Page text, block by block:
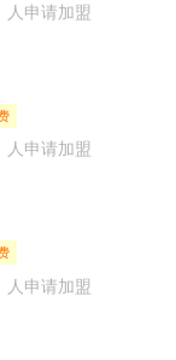
人申请加盟
人申请加盟
人申请加盟